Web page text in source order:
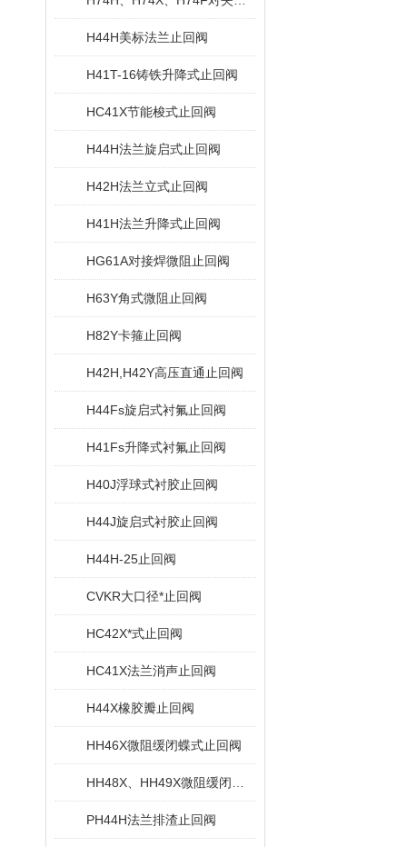
H44H美标法兰止回阀
H41T-16铸铁升降式止回阀
HC41X节能梭式止回阀
H44H法兰旋启式止回阀
H42H法兰立式止回阀
H41H法兰升降式止回阀
HG61A对接焊微阻止回阀
H63Y角式微阻止回阀
H82Y卡箍止回阀
H42H,H42Y高压直通止回阀
H44Fs旋启式衬氟止回阀
H41Fs升降式衬氟止回阀
H40J浮球式衬胶止回阀
H44J旋启式衬胶止回阀
H44H-25止回阀
CVKR大口径*止回阀
HC42X*式止回阀
HC41X法兰消声止回阀
H44X橡胶瓣止回阀
HH46X微阻缓闭蝶式止回阀
PH44H法兰排渣止回阀